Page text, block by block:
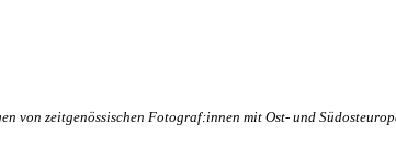
von zeitgenössischen Fotograf:innen mit Ost- und